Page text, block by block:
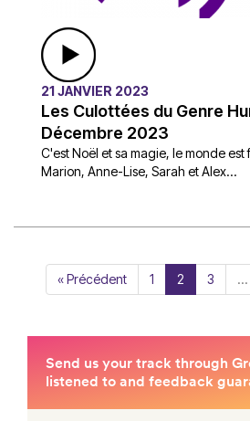
21 JANVIER 2023
Les Culottées du Genre
Décembre 2023
C'est Noël et sa magie, le monde est
Marion, Anne-Lise, Sarah et Alex...
« Précédent 1 2 3 …